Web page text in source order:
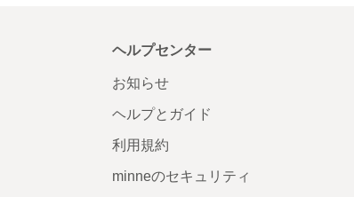
ヘルプセンター
お知らせ
ヘルプとガイド
利用規約
minneのセキュリティ